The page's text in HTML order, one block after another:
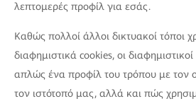
λεπτομερές προφίλ για εσάς.
Καθώς πολλοί άλλοι δικτυακοί τόποι
διαφημιστικά cookies, οι
απλώς ένα προφίλ του τρόπου με τον
τον ιστότοπό μας, αλλά και πώς